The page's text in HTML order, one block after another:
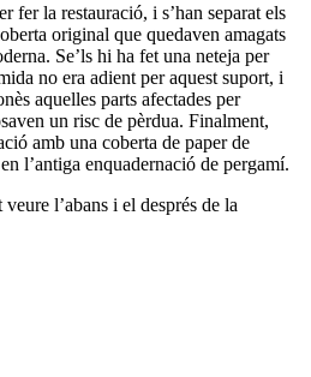
fer la restauració, i s’han separat els
original que quedaven amagats
Se’ls hi ha fet una neteja per
no era adient per aquest suport, i
aquelles parts afectades per
un risc de pèrdua. Finalment,
amb una coberta de paper de
l’antiga enquadernació de pergamí.
l’abans i el després de la